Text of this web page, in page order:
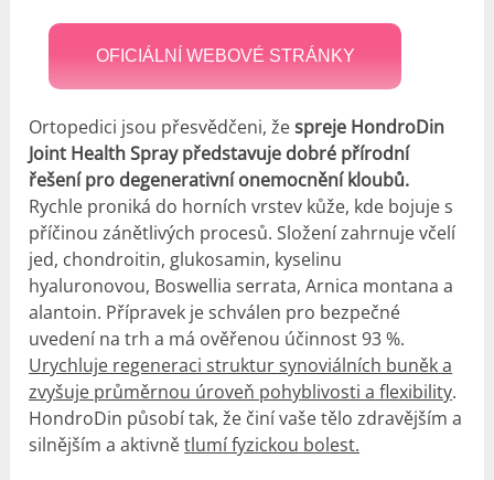
OFICIÁLNÍ WEBOVÉ STRÁNKY
Ortopedici jsou přesvědčeni, žespreje HondroDin
Joint Health Spray představuje dobré přírodní
řešení pro degenerativní onemocnění kloubů.
Rychle proniká do horních vrstev kůže, kde bojuje s
příčinou zánětlivých procesů. Složení zahrnuje včelí
jed, chondroitin, glukosamin, kyselinu
hyaluronovou, Boswellia serrata, Arnica montana a
alantoin. Přípravek je schválen pro bezpečné
uvedení na trh a má ověřenou účinnost 93 %.
Urychluje regeneraci struktur synoviálních buněk a
zvyšuje průměrnou úroveň pohyblivosti a flexibility.
HondroDin působí tak, že činí vaše tělo zdravějším a
silnějším a aktivnětlumí fyzickou bolest.